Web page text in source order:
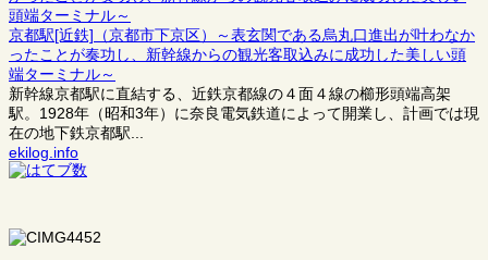
京都駅[近鉄]（京都市下京区）～表玄関である烏丸口進出が叶わなか
ったことが奏功し、新幹線からの観光客取込みに成功した美しい頭
端ターミナル～
新幹線京都駅に直結する、近鉄京都線の４面４線の櫛形頭端高架
駅。1928年（昭和3年）に奈良電気鉄道によって開業し、計画では現
在の地下鉄京都駅...
ekilog.info